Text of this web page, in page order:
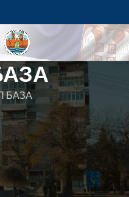
БАЗА
базе и комуникацију са
је
Мара Жепша,